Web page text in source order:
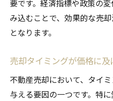
要です。経済指標や政策の
み込むことで、効果的な売
となります。
売却タイミングが価格に及
不動産売却において、タイ
与える要因の一つです。特